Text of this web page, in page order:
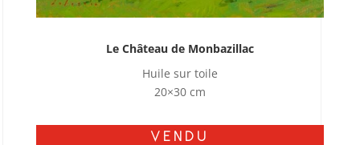
Le Château de Monbazillac
Huile sur toile
20×30 cm
VENDU